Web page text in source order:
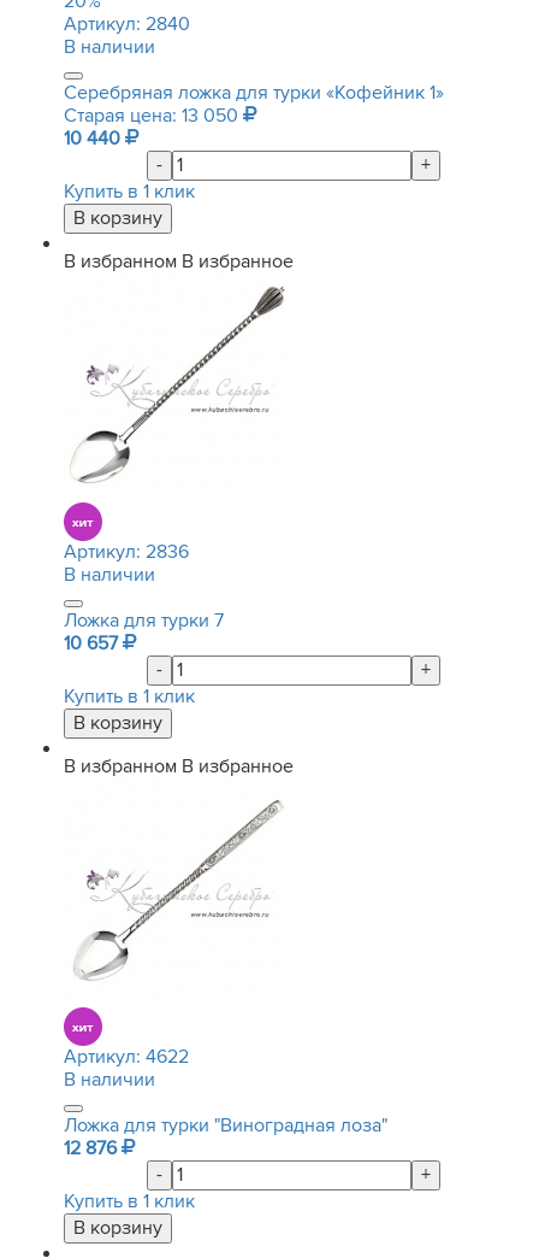
Артикул: 2840
В наличии
Серебряная ложка для турки «Кофейник 1»
Старая цена: 13 050
10 440
-
+
Купить в 1 клик
В избранном В избранное
Артикул: 2836
В наличии
Ложка для турки 7
10 657
-
+
Купить в 1 клик
В избранном В избранное
Артикул: 4622
В наличии
Ложка для турки "Виноградная лоза"
12 876
-
+
Купить в 1 клик